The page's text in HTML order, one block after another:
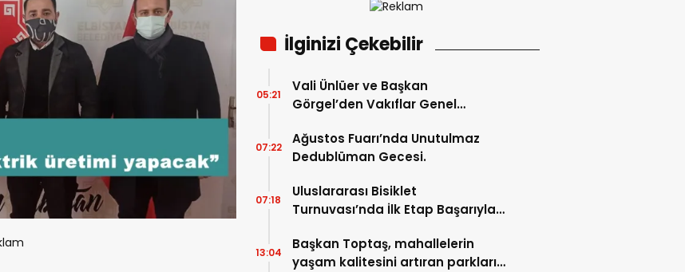
İlginizi Çekebilir
Vali Ünlüer ve Başkan
Görgel’den Vakıflar Genel
05:21
Ağustos Fuarı’nda Unutulmaz
Dedublüman Gecesi.
07:22
Uluslararası Bisiklet
Turnuvası’nda İlk Etap Başarıyla
07:18
Başkan Toptaş, mahallelerin
yaşam kalitesini artıran parkları
13:04